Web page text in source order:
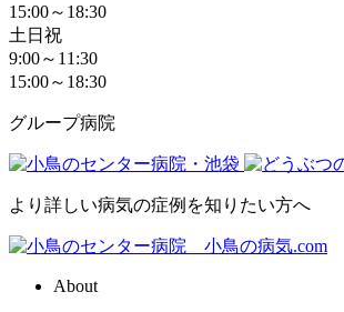
15:00～18:30
土日祝
9:00～11:30
15:00～18:30
グループ病院
より詳しい病気の症例を知りたい方へ
About